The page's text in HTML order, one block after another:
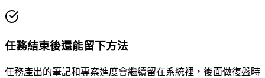
任務結束後還能留下方法
任務產出的筆記和專案進度會繼續留在系統裡，後面做復盤時